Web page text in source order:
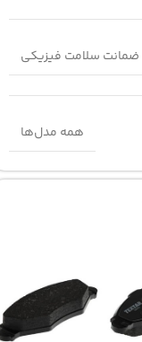
ضمانت سلامت فیزیکی
همه مدل‌ها